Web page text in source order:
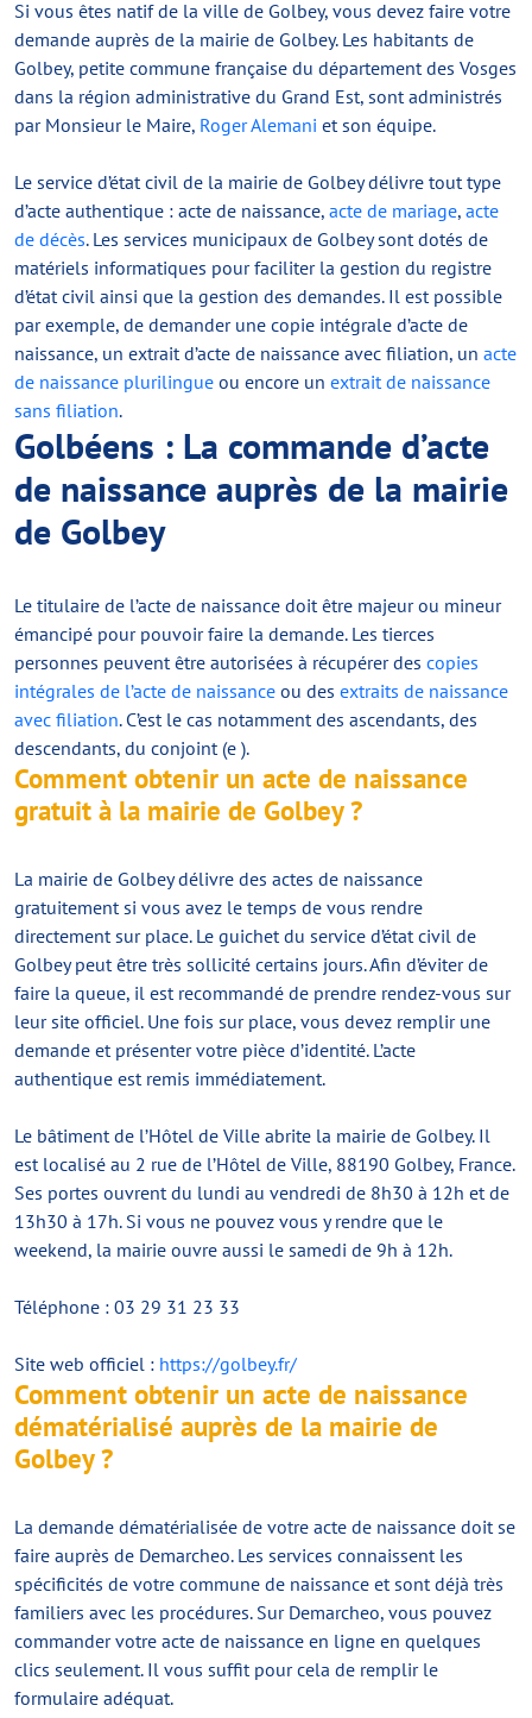
Si vous êtes natif de la ville de Golbey, vous devez faire votre
demande auprès de la mairie de Golbey. Les habitants de
Golbey, petite commune française du département des Vosges
dans la région administrative du Grand Est, sont administrés
par Monsieur le Maire, Roger Alemani et son équipe.
Le service d’état civil de la mairie de Golbey délivre tout type
d’acte authentique : acte de naissance, acte de mariage, acte
de décès. Les services municipaux de Golbey sont dotés de
matériels informatiques pour faciliter la gestion du registre
d’état civil ainsi que la gestion des demandes. Il est possible
par exemple, de demander une copie intégrale d’acte de
naissance, un extrait d’acte de naissance avec filiation, un acte
de naissance plurilingue ou encore un extrait de naissance
sans filiation.
Golbéens : La commande d’acte
de naissance auprès de la mairie
de Golbey
Le titulaire de l’acte de naissance doit être majeur ou mineur
émancipé pour pouvoir faire la demande. Les tierces
personnes peuvent être autorisées à récupérer des copies
intégrales de l’acte de naissance ou des extraits de naissance
avec filiation. C’est le cas notamment des ascendants, des
descendants, du conjoint (e ).
Comment obtenir un acte de naissance
gratuit à la mairie de Golbey ?
La mairie de Golbey délivre des actes de naissance
gratuitement si vous avez le temps de vous rendre
directement sur place. Le guichet du service d’état civil de
Golbey peut être très sollicité certains jours. Afin d’éviter de
faire la queue, il est recommandé de prendre rendez-vous sur
leur site officiel. Une fois sur place, vous devez remplir une
demande et présenter votre pièce d’identité. L’acte
authentique est remis immédiatement.
Le bâtiment de l’Hôtel de Ville abrite la mairie de Golbey. Il
est localisé au 2 rue de l’Hôtel de Ville, 88190 Golbey, France.
Ses portes ouvrent du lundi au vendredi de 8h30 à 12h et de
13h30 à 17h. Si vous ne pouvez vous y rendre que le
weekend, la mairie ouvre aussi le samedi de 9h à 12h.
Téléphone : 03 29 31 23 33
Site web officiel : https://golbey.fr/
Comment obtenir un acte de naissance
dématérialisé auprès de la mairie de
Golbey ?
La demande dématérialisée de votre acte de naissance doit se
faire auprès de Demarcheo. Les services connaissent les
spécificités de votre commune de naissance et sont déjà très
familiers avec les procédures. Sur Demarcheo, vous pouvez
commander votre acte de naissance en ligne en quelques
clics seulement. Il vous suffit pour cela de remplir le
formulaire adéquat.